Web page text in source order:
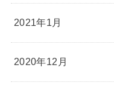
2021年1月
2020年12月